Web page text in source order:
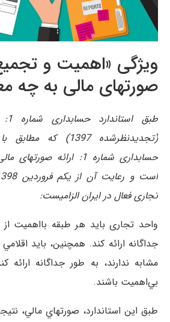
ویژگی «اهميت و
صورتهای مالی به چه
طبق
(تجدیدنظرشده 1397) که
تجاری فعال در ایران الزامیست:
واحد تجاری باید هر طبقه بااهميت از
جداگانه ارائه کند. همچنین، باید اقلامي
مشابه ندارند، به طور جداگانه ارائه
بي‌اهميت باشند.
طبق این استاندارد، صورتهاي مالي،